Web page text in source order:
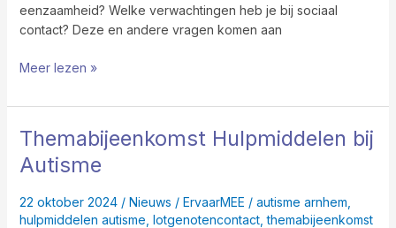
eenzaamheid? Welke verwachtingen heb je bij sociaal
contact? Deze en andere vragen komen aan
Meer lezen »
Themabijeenkomst Hulpmiddelen bij
Autisme
22 oktober 2024 / Nieuws / ErvaarMEE / autisme arnhem
hulpmiddelen autisme lotgenotencontact,themabijeenkomst
Themabijeenkomst
Hulpmiddelen
bij